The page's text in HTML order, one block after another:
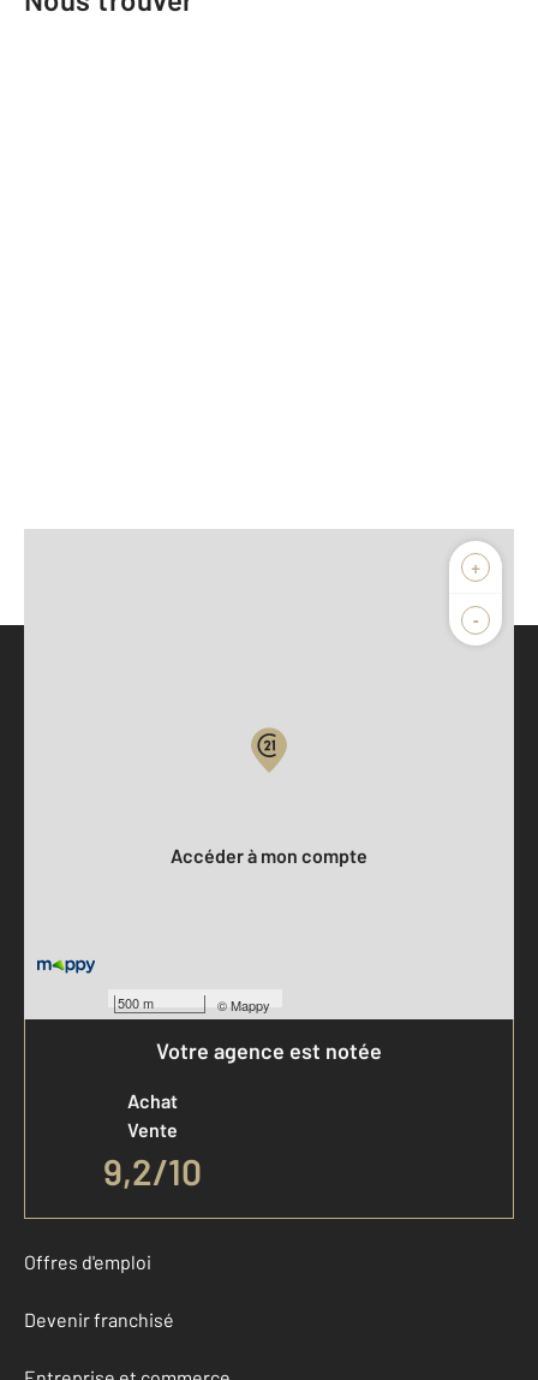
+
-
500 m ©Mappy
Accéder à mon compte
Votre agence est notée
Achat
Vente
9,2/10
Offres d'emploi
Devenir franchisé